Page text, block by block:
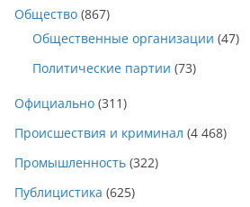
Общество (867)
Общественные организации (47)
Политические партии (73)
Официально (311)
Происшествия и криминал (4 468)
Промышленность (322)
Публицистика (625)